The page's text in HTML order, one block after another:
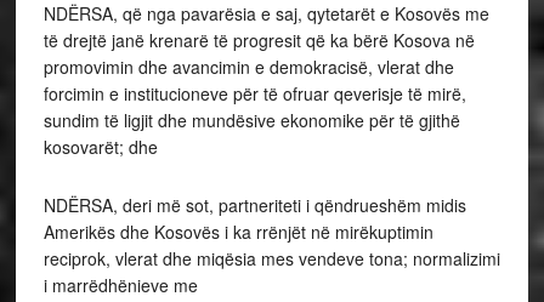
NDËRSA, që nga pavarësia e saj, qytetarët e Kosovës me
të drejtë janë krenarë të progresit që ka bërë Kosova në
promovimin dhe avancimin e demokracisë, vlerat dhe
forcimin e institucioneve për të ofruar qeverisje të mirë,
sundim të ligjit dhe mundësive ekonomike për të gjithë
kosovarët; dhe
NDËRSA, deri më sot, partneriteti i qëndrueshëm midis
Amerikës dhe Kosovës i ka rrënjët në mirëkuptimin
reciprok, vlerat dhe miqësia mes vendeve tona; normalizimi
i marrëdhënieve me